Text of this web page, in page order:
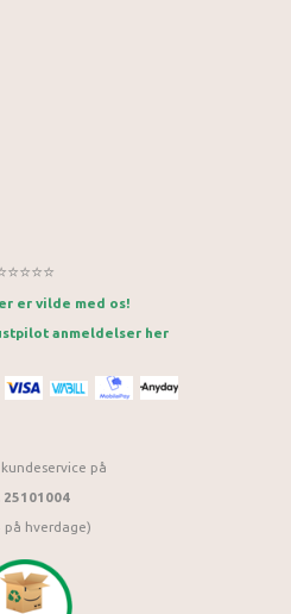
er vilde med os!
anmeldelser her
på
på hverdage)